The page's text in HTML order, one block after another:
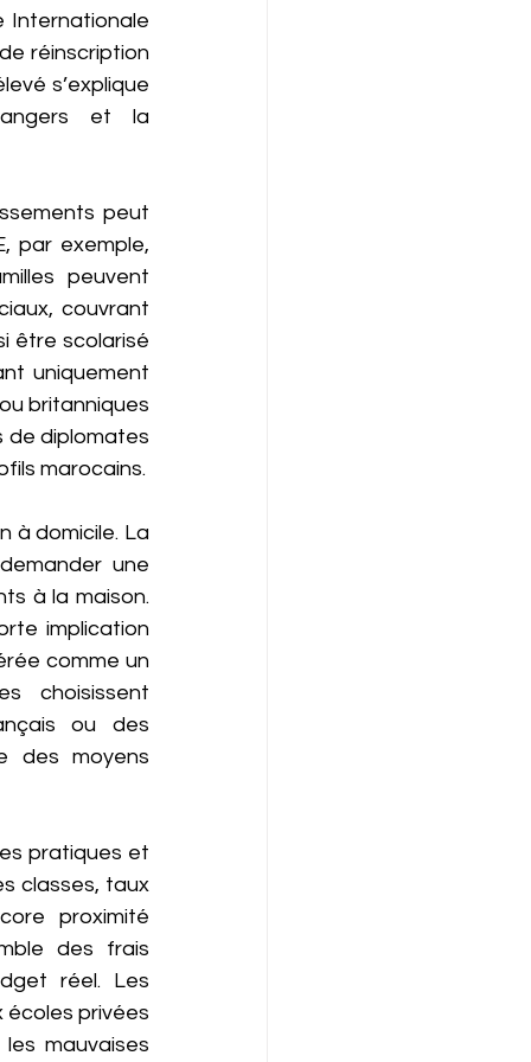
Internationale
réinscription
s’explique
et la
peut
par exemple,
peuvent
couvrant
être scolarisé
uniquement
britanniques
de diplomates
marocains.
à domicile. La
une
à la maison.
implication
comme un
choisissent
ou des
des moyens
pratiques et
classes, taux
proximité
des frais
réel. Les
écoles privées
mauvaises